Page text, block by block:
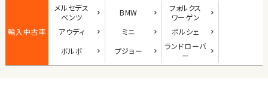
2
ロードスター
輸入中古車
メルセデス
ベンツ
BMW
フォルクス
ワーゲン
アウディ
ミニ
ポルシェ
ボルボ
プジョー ランドローバ
ー